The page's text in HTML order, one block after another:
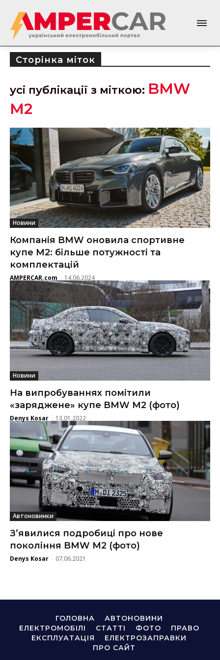
Сторінка міток
усі публікації з міткою: BMW
M2
Новини
Компанія BMW оновила спортивне
купе M2: більше потужності та
комплектацій
AMPERCAR.com - 14.06.2024
Новини
На випробуваннях помітили
«заряджене» купе BMW M2 (фото)
Denys Kosar - 13.01.2022
Автоновинки
З’явилися подробиці про нове
покоління BMW M2 (фото)
Denys Kosar - 07.06.2021
ГОЛОВНА
АВТОНОВИНИ
ЕЛЕКТРОМОБІЛІ
СТАТТІ ФОТО
ПРАВО
ЕКСПЛУАТАЦІЯ
ЕЛЕКТРОЗАПРАВКИ
ПРО САЙТ